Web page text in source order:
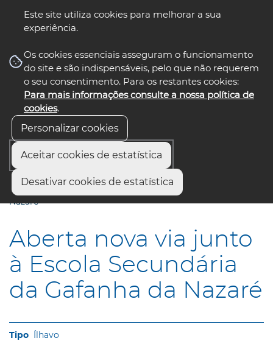
Este site utiliza cookies para melhorar a sua
experiência.
Os cookies essenciais asseguram o funcionamento
do site e são indispensáveis, pelo que não requerem
o seu consentimento. Para os restantes cookies:
Para mais informações consulte a nossa política de
cookies.
Personalizar cookies
Aceitar cookies de estatística
Desativar cookies de estatística
nos select language
Início
Aberta nova via junto à Escola Secundária da Gafanha da
Nazaré
Aberta nova via junto
à Escola Secundária
da Gafanha da Nazaré
Ílhavo